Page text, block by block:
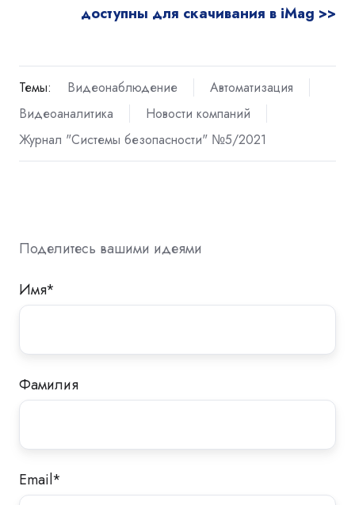
доступны для скачивания в iMag >>
Темы: Видеонаблюдение
Автоматизация
Видеоаналитика
Новости компаний
Журнал "Системы безопасности" №5/2021
Поделитесь вашими идеями
Имя*
Фамилия
Email*